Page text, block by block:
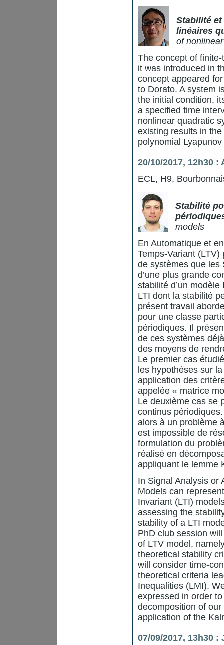
Stabilité
linéaires
of
The concept of
it was introduced in
concept appeared
to Dorato. A system
the initial condition,
a specified time
nonlinear quadratic
existing results in
polynomial
20/10/2017, 12h30
ECL, H9,
Stabilité
models
En Automatique et
Temps-Variant
de systèmes que les
d’une plus grande
stabilité d’un
LTI dont la stabilité
présent travail
pour une classe
périodiques. Il
de ces systèmes
des moyens de
Le premier cas
les hypothèses sur
application des
appelée « matrice
Le deuxième cas se
continus
alors à un problème
est impossible de
formulation du
réalisé en
appliquant le lemme
In Signal Analysis or
Models can
Invariant (LTI)
assessing the
stability of a LTI
PhD club session
of LTV model,
theoretical stability
will consider time-
theoretical criteria
Inequalities (LMI).
expressed in order
decomposition of
application of the
07/09/2017, 13h30